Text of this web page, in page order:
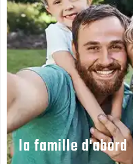
la famille d'abord